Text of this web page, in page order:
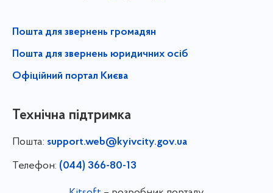
Пошта для звернень громадян
Пошта для звернень юридичних осіб
Офіційний портал Києва
Технічна підтримка
Пошта: support.web@kyivcity.gov.ua
Телефон: (044) 366-80-13